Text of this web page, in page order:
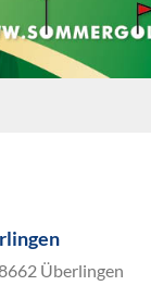
Überlingen